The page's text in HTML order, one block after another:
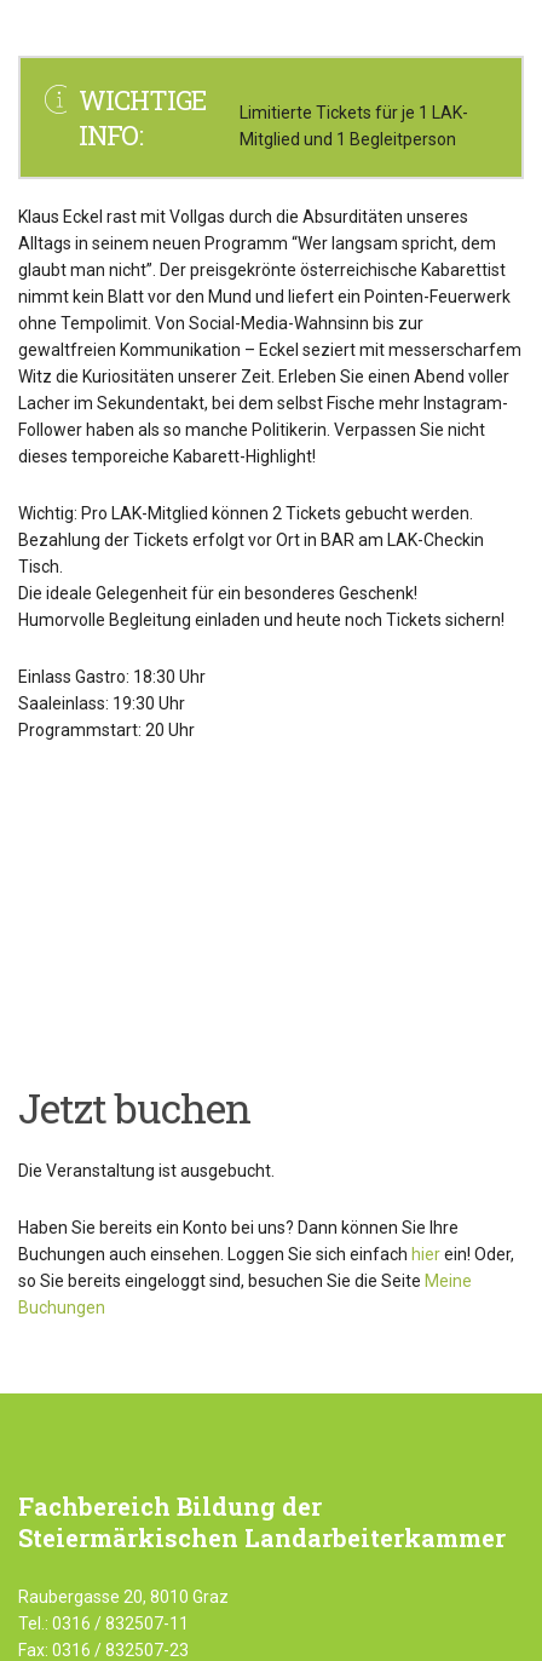
WICHTIGE
INFO:
Limitierte Tickets für je 1 LAK-
Mitglied und 1 Begleitperson
Klaus Eckel rast mit Vollgas durch die Absurditäten unseres
Alltags in seinem neuen Programm “Wer langsam spricht, dem
glaubt man nicht”. Der preisgekrönte österreichische Kabarettist
nimmt kein Blatt vor den Mund und liefert ein Pointen-Feuerwerk
ohne Tempolimit. Von Social-Media-Wahnsinn bis zur
gewaltfreien Kommunikation – Eckel seziert mit messerscharfem
Witz die Kuriositäten unserer Zeit. Erleben Sie einen Abend voller
Lacher im Sekundentakt, bei dem selbst Fische mehr Instagram-
Follower haben als so manche Politikerin. Verpassen Sie nicht
dieses temporeiche Kabarett-Highlight!
Wichtig: Pro LAK-Mitglied können 2 Tickets gebucht werden.
Bezahlung der Tickets erfolgt vor Ort in BAR am LAK-Checkin
Tisch.
Die ideale Gelegenheit für ein besonderes Geschenk!
Humorvolle Begleitung einladen und heute noch Tickets sichern!
Einlass Gastro: 18:30 Uhr
Saaleinlass: 19:30 Uhr
Programmstart: 20 Uhr
Jetzt buchen
Die Veranstaltung ist ausgebucht.
Haben Sie bereits ein Konto bei uns? Dann können Sie Ihre
Buchungen auch einsehen. Loggen Sie sich einfach hierein! Oder,
so Sie bereits eingeloggt sind, besuchen Sie die Seite Meine
Buchungen
Fachbereich Bildung der
Steiermärkischen Landarbeiterkammer
Raubergasse 20, 8010 Graz
Tel.: 0316 / 832507-11
Fax: 0316 / 832507-23